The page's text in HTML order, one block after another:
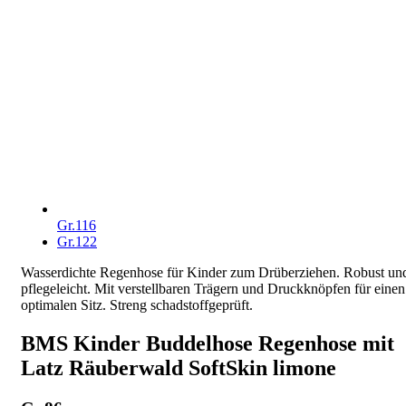
Gr.116
Gr.122
Wasserdichte Regenhose für Kinder zum Drüberziehen. Robust
pflegeleicht. Mit verstellbaren Trägern und Druckknöpfen für einen
optimalen Sitz. Streng schadstoffgeprüft.
BMS Kinder Buddelhose Regenhose mit
Latz Räuberwald SoftSkin limone